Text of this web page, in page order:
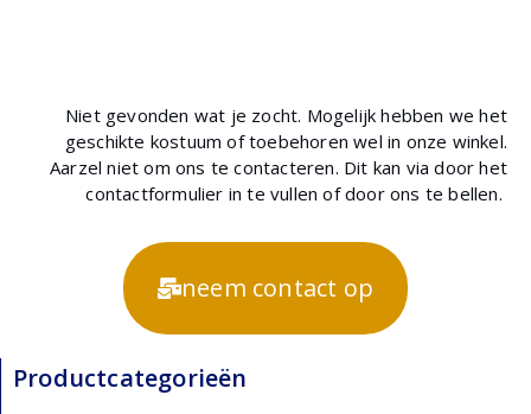
Niet gevonden wat je zocht. Mogelijk hebben we het
geschikte kostuum of toebehoren wel in onze winkel.
Aarzel niet om ons te contacteren. Dit kan via door het
contactformulier in te vullen of door ons te bellen.
neem contact op
Productcategorieën